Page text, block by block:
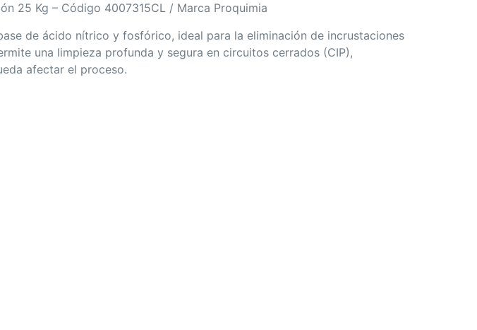
25 Kg – Código 4007315CL / Marca Proquimia
de ácido nítrico y fosfórico, ideal para la eliminación de incrustaciones
una limpieza profunda y segura en circuitos cerrados (CIP),
afectar el proceso.